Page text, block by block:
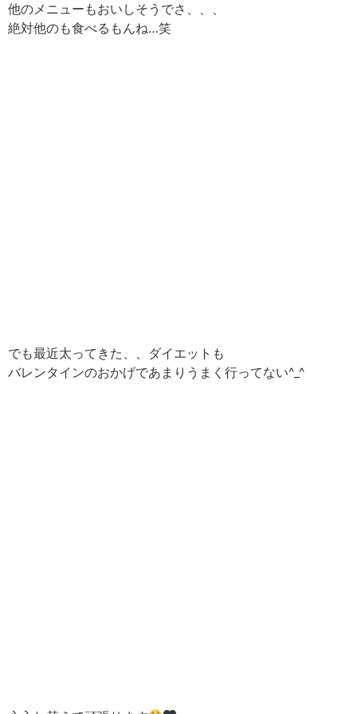
他のメニューもおいしそうでさ、、、
絶対他のも食べるもんね…笑
でも最近太ってきた、、ダイエットも
バレンタインのおかげであまりうまく行ってない^_^